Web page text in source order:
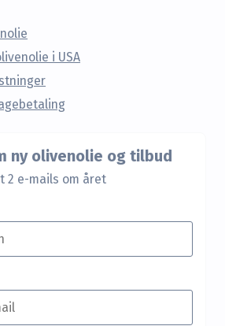
i USA
ny olivenolie og tilbud
2 e-mails om året